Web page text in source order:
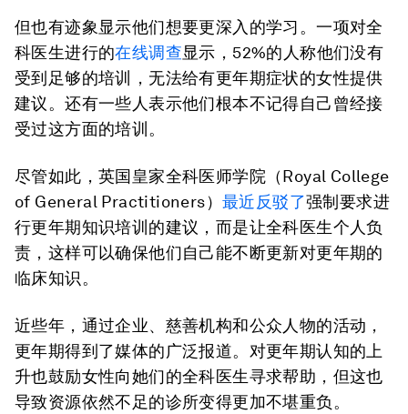
但也有迹象显示他们想要更深入的学习。一项对全
科医生进行的在线调查显示，52%的人称他们没有
受到足够的培训，无法给有更年期症状的女性提供
建议。还有一些人表示他们根本不记得自己曾经接
受过这方面的培训。
尽管如此，英国皇家全科医师学院（Royal College
of General Practitioners） 最近反驳了强制要求进
行更年期知识培训的建议，而是让全科医生个人负
责，这样可以确保他们自己能不断更新对更年期的
临床知识。
近些年，通过企业、慈善机构和公众人物的活动，
更年期得到了媒体的广泛报道。对更年期认知的上
升也鼓励女性向她们的全科医生寻求帮助，但这也
导致资源依然不足的诊所变得更加不堪重负。